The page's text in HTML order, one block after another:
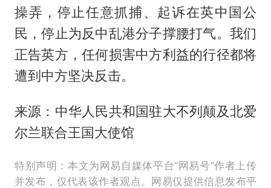
操弄，停止任意抓捕、起诉在英中国公
民，停止为反中乱港分子撑腰打气。我们
正告英方，任何损害中方利益的行径都将
遭到中方坚决反击。
来源：中华人民共和国驻大不列颠及北爱
尔兰联合王国大使馆
特别声明：本文为网易自媒体平台“网易号”作者上传
并发布，仅代表该作者观点。网易仅提供信息发布平